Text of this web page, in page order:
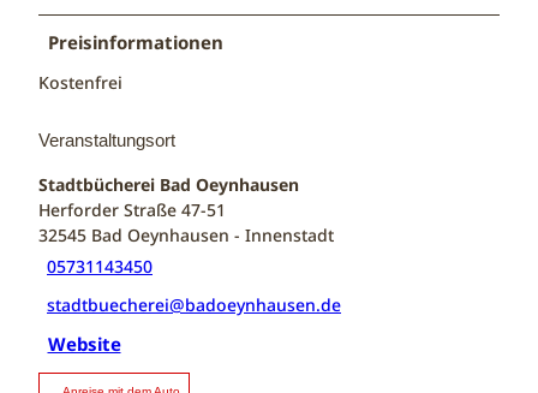
Preisinformationen
Kostenfrei
Veranstaltungsort
Stadtbücherei Bad Oeynhausen
Herforder Straße 47-51
32545 Bad Oeynhausen - Innenstadt
05731143450
stadtbuecherei@badoeynhausen.de
Website